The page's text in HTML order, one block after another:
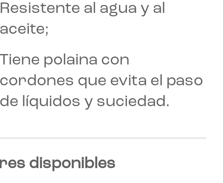
Resistente al agua y al
aceite;
Tiene polaina con
cordones que evita el paso
de líquidos y suciedad.
disponibles